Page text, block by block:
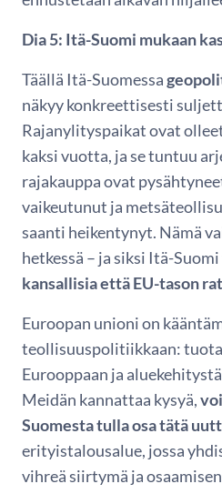
Dia 5: Itä-Suomi mukaan
Täällä Itä-Suomessa
näkyy konkreettisesti
Rajanylityspaikat ovat
kaksi vuotta, ja se tuntuu
rajakauppa ovat
vaikeutunut ja
saanti heikentynyt. Nämä
hetkessä – ja siksi Itä-
kansallisia että EU-tason
Euroopan unioni on
teollisuuspolitiikkaan:
Eurooppaan ja
Meidän kannattaa kysyä,
Suomesta tulla osa tätä
erityistalousalue, jossa
vihreä siirtymä ja